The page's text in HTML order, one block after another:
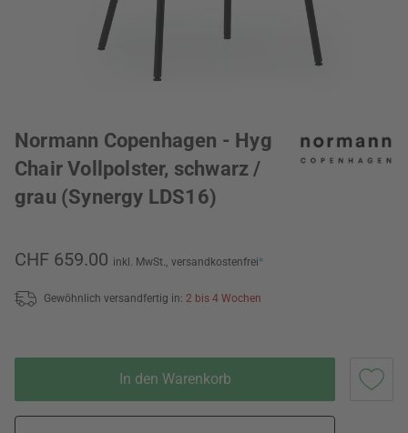
Normann Copenhagen - Hyg
Chair Vollpolster, schwarz /
grau (Synergy LDS16)
CHF 659.00 inkl. MwSt., versandkostenfrei*
Gewöhnlich versandfertig in: 2 bis 4 Wochen
In den Warenkorb